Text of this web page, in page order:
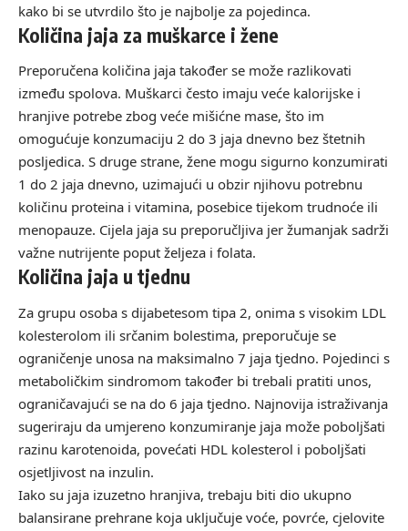
kako bi se utvrdilo što je najbolje za pojedinca.
Količina jaja za muškarce i žene
Preporučena količina jaja također se može razlikovati
između spolova. Muškarci često imaju veće kalorijske i
hranjive potrebe zbog veće mišićne mase, što im
omogućuje konzumaciju 2 do 3 jaja dnevno bez štetnih
posljedica. S druge strane, žene mogu sigurno konzumirati
1 do 2 jaja dnevno, uzimajući u obzir njihovu potrebnu
količinu proteina i vitamina, posebice tijekom trudnoće ili
menopauze. Cijela jaja su preporučljiva jer žumanjak sadrži
važne nutrijente poput željeza i folata.
Količina jaja u tjednu
Za grupu osoba s dijabetesom tipa 2, onima s visokim LDL
kolesterolom ili srčanim bolestima, preporučuje se
ograničenje unosa na maksimalno 7 jaja tjedno. Pojedinci s
metaboličkim sindromom također bi trebali pratiti unos,
ograničavajući se na do 6 jaja tjedno. Najnovija istraživanja
sugeriraju da umjereno konzumiranje jaja može poboljšati
razinu karotenoida, povećati HDL kolesterol i poboljšati
osjetljivost na inzulin.
Iako su jaja izuzetno hranjiva, trebaju biti dio ukupno
balansirane prehrane koja uključuje voće, povrće, cjelovite